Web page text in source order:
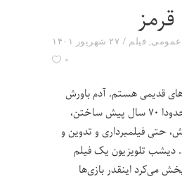
۲۷ شهریور ۱۴۰۱ عمومی, فیلم
۰
قدیمی هستم. آدم باورش
نمیشه این فیلم رو حدودا ۷۰ سال پیش ساختن،
حتی فیلمبرداری و تدوین و
دیشب تلویزیون یک فیلم
می‌کرد اینقدر بازی‌ها